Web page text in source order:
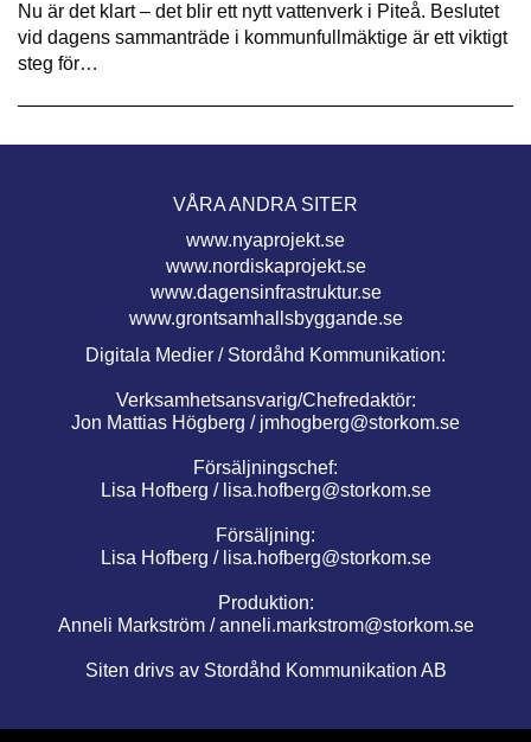
Nu är det klart – det blir ett nytt vattenverk i Piteå. Beslutet
vid dagens sammanträde i kommunfullmäktige är ett viktigt
steg för…
VÅRA ANDRA SITER
www.nyaprojekt.se
www.nordiskaprojekt.se
www.dagensinfrastruktur.se
www.grontsamhallsbyggande.se
Digitala Medier / Stordåhd Kommunikation:
Verksamhetsansvarig/Chefredaktör:
Jon Mattias Högberg / jmhogberg@storkom.se
Försäljningschef:
Lisa Hofberg / lisa.hofberg@storkom.se
Försäljning:
Lisa Hofberg / lisa.hofberg@storkom.se
Produktion:
Anneli Markström /anneli.markstrom@storkom.se
Siten drivs av Stordåhd Kommunikation AB